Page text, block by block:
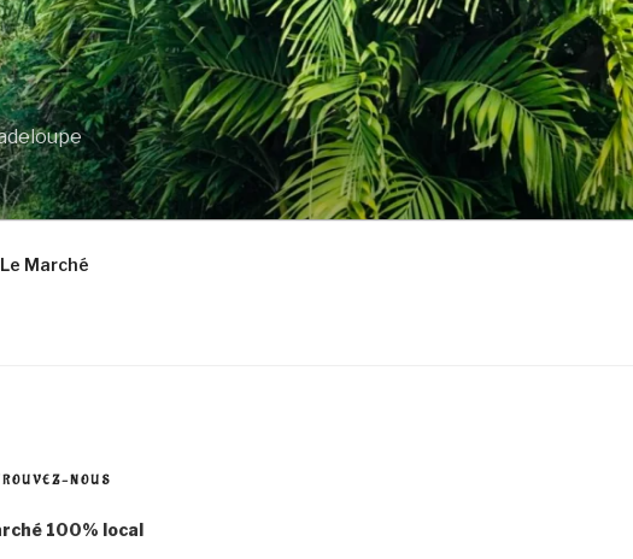
Le Marché
NOUS
100% local